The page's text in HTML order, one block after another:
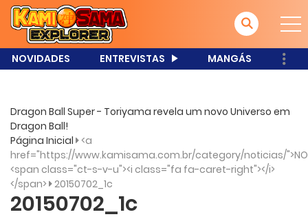
NOVIDADES ENTREVISTAS MANGÁS
Dragon Ball Super - Toriyama revela um novo Universo em
Dragon Ball!
Página Inicial <a
href="https://www.kamisama.com.br/category/noticias/
<span class="ct-s-v-u"><i class="fa fa-caret-right"></i>
</span> 20150702_1c
20150702_1c